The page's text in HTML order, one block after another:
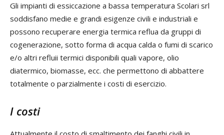
Gli impianti di essiccazione a bassa temperatura Scolari srl
soddisfano medie e grandi esigenze civili e industriali e
possono recuperare energia termica reflua da gruppi di
cogenerazione, sotto forma di acqua calda o fumi di scarico
e/o altri refluii termici disponibili quali vapore, olio
diatermico, biomasse, ecc. che permettono di abbattere
totalmente o parzialmente i costi di esercizio.
I costi